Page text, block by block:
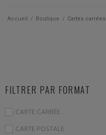
Les accessoires
Accueil / Boutique / Cartes carrées
FILTRER PAR FORMAT
CARTE CARRÉE
CARTE POSTALE